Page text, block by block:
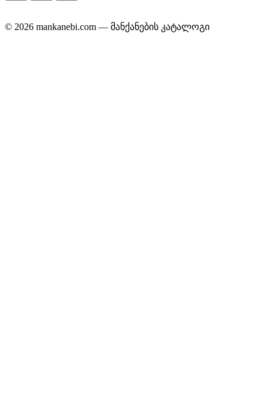
© 2026 mankanebi.com — მანქანების კატალოგი